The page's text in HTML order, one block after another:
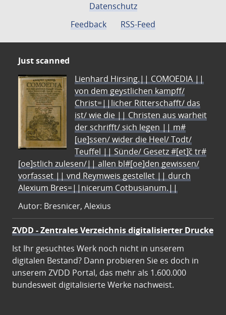
Datenschutz
Feedback
RSS-Feed
Just scanned
Lienhard Hirsing.|| COMOEDIA ||
von dem geystlichen kampff/
Christ=||licher Ritterschafft/ das
ist/ wie die || Christen aus warheit
der schrifft/ sich legen || m#
[ue]ssen/ wider die Heel/ Todt/
Teuffel || Sünde/ Gesetz #[et]c̃ tr#
[oe]stlich zulesen/|| allen bl#[oe]den gewissen/
vorfasset || vnd Reymweis gestellet || durch
Alexium Bres=||nicerum Cotbusianum.||
Autor: Bresnicer, Alexius
ZVDD - Zentrales Verzeichnis digitalisierter Drucke
Ist Ihr gesuchtes Werk noch nicht in unserem
digitalen Bestand? Dann probieren Sie es doch in
unserem ZVDD Portal, das mehr als 1.600.000
bundesweit digitalisierte Werke nachweist.